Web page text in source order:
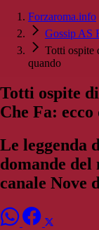
Forzaroma.info
Gossip AS
Totti ospite
quando
Totti ospite
Che Fa: ecco
Le leggenda
domande del
canale Nove